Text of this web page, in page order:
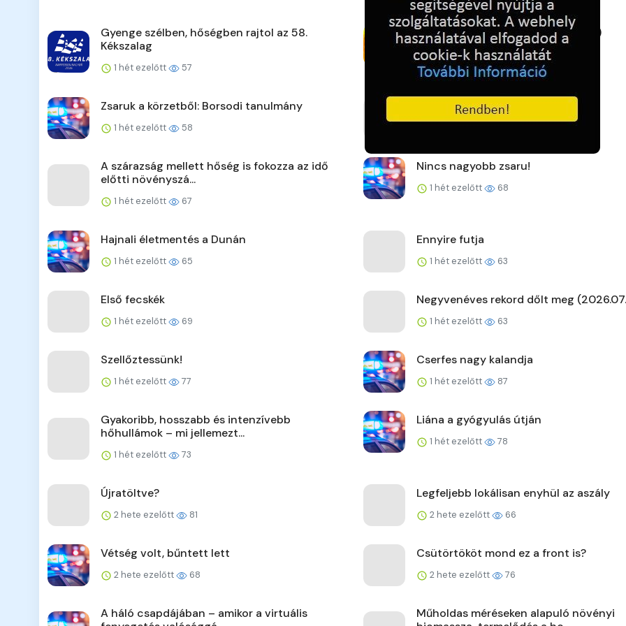
Gyenge szélben, hőségben rajtol az 58.
Kékszalag
1 hét ezelőtt 57
Új fővárosi szélrekord (2026.07.27.)
1 hét ezelőtt 59
Zsaruk a körzetből: Borsodi tanulmány
1 hét ezelőtt 58
A kemence előtt
A szárazság mellett hőség is fokozza az idő
előtti növényszá...
1 hét ezelőtt 67
Nincs nagyobb zsaru!
1 hét ezelőtt 68
Hajnali életmentés a Dunán
1 hét ezelőtt 65
Ennyire futja
1 hét ezelőtt 63
Első fecskék
1 hét ezelőtt 69
Negyvenéves rekord dőlt meg
1 hét ezelőtt 63
Szellőztessünk!
1 hét ezelőtt 77
Cserfes nagy kalandja
1 hét ezelőtt 87
Gyakoribb, hosszabb és intenzívebb
hőhullámok – mi jellemezt...
1 hét ezelőtt 73
Liána a gyógyulás útján
1 hét ezelőtt 78
Újratöltve?
2 hete ezelőtt 81
Legfeljebb lokálisan enyhül az aszály
2 hete ezelőtt 66
Vétség volt, bűntett lett
2 hete ezelőtt 68
Csütörtököt mond ez a front is?
2 hete ezelőtt 76
A háló csapdájában – amikor a virtuális
Műholdas méréseken alapuló növényi